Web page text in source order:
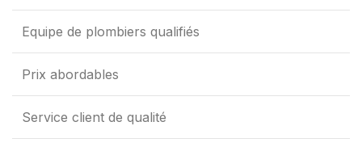
Equipe de plombiers qualifiés
Prix abordables
Service client de qualité